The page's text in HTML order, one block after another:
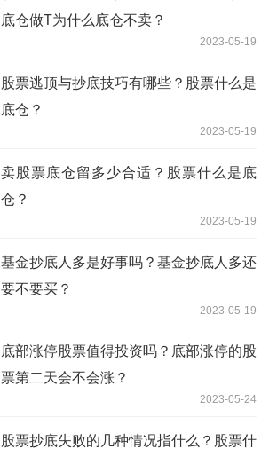
底仓做T为什么底仓不卖？
2023-05-19
股票逃顶与抄底技巧有哪些？股票什么是
底仓？
2023-05-19
卖股票底仓留多少合适？股票什么是底
仓？
2023-05-19
基金抄底人多是好事吗？基金抄底人多还
要不要买？
2023-05-19
底部涨停股票值得投资吗？底部涨停的股
票第二天会不会涨？
2023-05-24
股票抄底失败的几种情况指什么？股票什